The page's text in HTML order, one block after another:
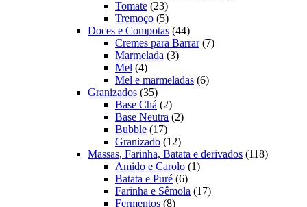
Tomate 2323
produtos
Tremoço 55
produtos
Doces e Compotas 4444
produtos
Cremes para Barrar 77
Marmelada 33
Mel 44
produtos
Mel e marmeladas 66
Granizados 3535
produtos
Base Chá 22
produtos
Base Neutra 22
Bubble 1717
produtos
Granizado 1212
produtos
Massas, Farinha, Batata e derivados 118118
Amido e Carolo 11
Batata e Puré 66
produtos
Farinha e Sêmola 1717
Fermentos 88